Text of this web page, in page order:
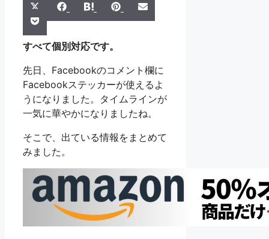
Share
on
(Twitter)
Share
on
Facebook
Share
on
Hatena Share
on
PinterestShare
on
Share
on
Pocket
すべて個別対応です。
先日、Facebookのコメント欄に
Facebookステッカーが使えるよ
うになりました。タイムラインが
一気に華やかになりましたね。
そこで、出ている情報をまとめて
みました。